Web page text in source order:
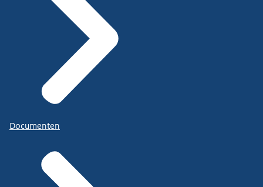
Documenten